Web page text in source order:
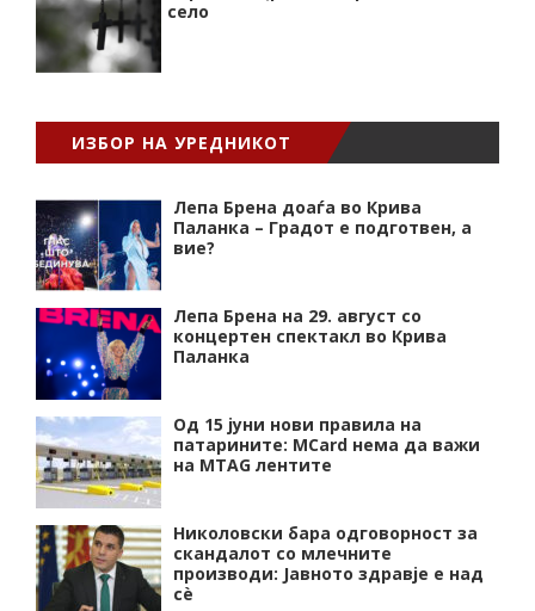
село
ИЗБОР НА УРЕДНИКОТ
Лепа Брена доаѓа во Крива
Паланка – Градот е подготвен, а
вие?
Лепа Брена на 29. август со
концертен спектакл во Крива
Паланка
Од 15 јуни нови правила на
патарините: MCard нема да важи
на MTAG лентите
Николовски бара одговорност за
скандалот со млечните
производи: Јавното здравје е над
сѐ